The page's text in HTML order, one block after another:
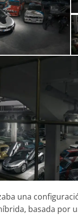
una
basada por